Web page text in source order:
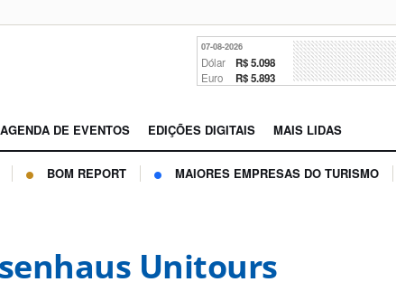
07-08-2026
Dólar R$ 5.098
Euro R$ 5.893
AGENDA DE EVENTOS EDIÇÕES DIGITAIS MAIS LIDAS
BOM REPORT MAIORES EMPRESAS DO TURISMO
Unitours